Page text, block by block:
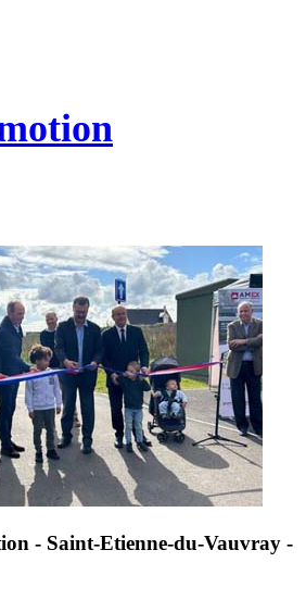
- Saint-Etienne-du-Vauvray -